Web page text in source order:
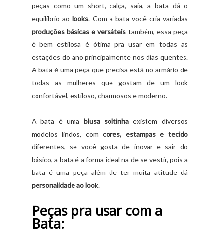
peças como um short, calça, saia, a bata dá o
equilíbrio ao looks. Com a bata você cria variadas
produções básicas e versáteis também, essa peça
é bem estilosa é ótima pra usar em todas as
estações do ano principalmente nos dias quentes.
A bata é uma peça que precisa está no armário de
todas as mulheres que gostam de um look
confortável, estiloso, charmosos e moderno.
A bata é uma blusa soltinha existem diversos
modelos lindos, com cores, estampas e tecido
diferentes, se você gosta de inovar e sair do
básico, a bata é a forma ideal na de se vestir, pois a
bata é uma peça além de ter muita atitude dá
personalidade ao look.
Peças pra usar com a
Bata: